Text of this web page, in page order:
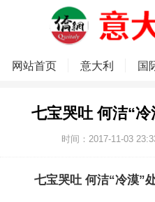
网站首页 意大利 国
七宝哭吐 何洁“
时间：2017-11-03
七宝哭吐 何洁“冷漠”